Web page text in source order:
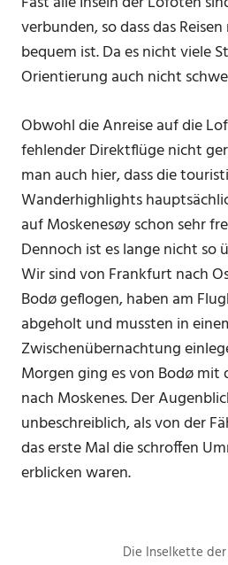
verbunden, so dass das
bequem ist. Da es nicht viele
Orientierung auch nicht
Obwohl die Anreise auf die
fehlender Direktflüge nicht
man auch hier, dass die
Wanderhighlights
auf Moskenesøy schon sehr
Dennoch ist es lange nicht so
Wir sind von Frankfurt nach
Bodø geflogen, haben am
abgeholt und mussten in
Zwischenübernachtung
Morgen ging es von Bodø mit
nach Moskenes. Der
unbeschreiblich, als von der
das erste Mal die schroffen
erblicken waren.
Die Inselkette